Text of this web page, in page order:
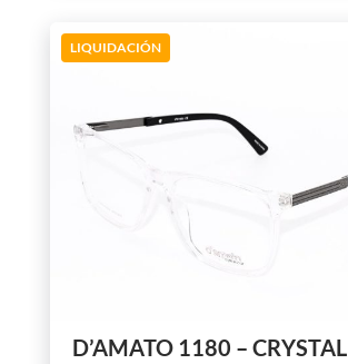
LIQUIDACIÓN
D’AMATO 1180 – CRYSTAL